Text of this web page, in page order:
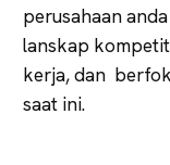
perusahaan
lanskap
kerja, dan
saat ini.